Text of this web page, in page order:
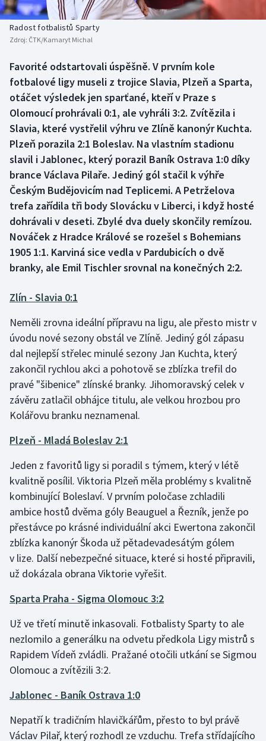
Biatlon
Boby a skeleton
Box
Curling
Florbal
Futsal
Golf
Gymnastika
Házená
Jezdectví
Judo
Krasobruslení
Lezení
Lyže a snowboard
Moderní pětiboj
Motorsport
Olympijské hry
Parasport
Plavání
Plážový volejbal
Ragby
Rychlobruslení
Rychlostní kanoistika
Short track
Sportovní střelba
Aplikace ČT sport
AZ kvíz
Radost fotbalistů Sparty
Zdroj: ČTK/Kamaryt Michal
Favorité odstartovali úspěšně. V prvním kole
fotbalové ligy museli z trojice Slavia, Plzeň a Sparta,
otáčet výsledek jen sparťané, kteří v Praze s
Olomoucí prohrávali 0:1, ale vyhráli 3:2. Zvítězila i
Slavia, které vystřelil výhru ve Zlíně kanonýr Kuchta.
Plzeň porazila 2:1 Boleslav. Na vlastním stadionu
slavil i Jablonec, který porazil Baník Ostrava 1:0 díky
brance Václava Pilaře. Jediný gól stačil k výhře
Českým Budějovicím nad Teplicemi. A Petrželova
trefa zařídila tři body Slovácku v Liberci, i když hosté
dohrávali v deseti. Zbylé dva duely skončily remízou.
Nováček z Hradce Králové se rozešel s Bohemians
1905 1:1. Karviná sice vedla v Pardubicích o dvě
branky, ale Emil Tischler srovnal na konečných 2:2.
Zlín - Slavia 0:1
Neměli zrovna ideální přípravu na ligu, ale přesto mistr v
úvodu nové sezony obstál ve Zlíně. Jediný gól zápasu
dal nejlepší střelec minulé sezony Jan Kuchta, který
zakončil rychlou akci a pohotově se zblízka trefil do
pravé "šibenice" zlínské branky. Jihomoravský celek v
závěru zatlačil obhájce titulu, ale velkou hrozbou pro
Kolářovu branku neznamenal.
Plzeň - Mladá Boleslav 2:1
Jeden z favoritů ligy si poradil s týmem, který v létě
kvalitně posílil. Viktoria Plzeň měla problémy s kvalitně
kombinující Boleslaví. V prvním poločase zchladili
ambice hostů dvěma góly Beauguel a Řezník, jenže po
přestávce po krásné individuální akci Ewertona zakončil
zblízka kanonýr Škoda už pětadevadesátým gólem
v lize. Další nebezpečné situace, které si hosté připravili,
už dokázala obrana Viktorie vyřešit.
Sparta Praha - Sigma Olomouc 3:2
Už ve třetí minutě inkasovali. Fotbalisty Sparty to ale
nezlomilo a generálku na odvetu předkola Ligy mistrů s
Rapidem Vídeň zvládli. Pražané otočili utkání se Sigmou
Olomouc a zvítězili 3:2.
Jablonec - Baník Ostrava 1:0
Nepatří k tradičním hlavičkářům, přesto to byl právě
Václav Pilař, který rozhodl ze vzduchu. Trefa střídajícího